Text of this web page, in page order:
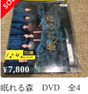
¥7,800
眠れる森 DVD 全4